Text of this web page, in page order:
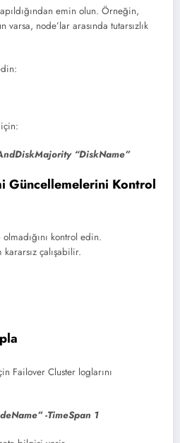
emin olun. Örneğin,
node’lar arasında tutarsızlık
“DiskName”
Güncellemelerini Kontrol
kontrol edin.
çalışabilir.
Failover Cluster loglarını
-TimeSpan 1